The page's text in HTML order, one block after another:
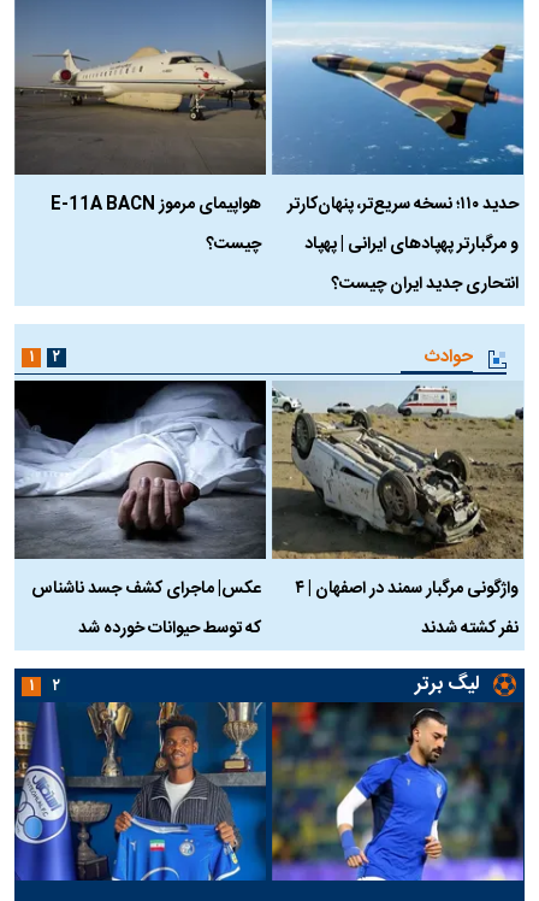
حدید ۱۱۰؛ نسخه سریع‌تر، پنهان‌کارتر
و مرگبارتر پهپادهای ایرانی | پهپاد
انتحاری جدید ایران چیست؟
هواپیمای مرموز E-11A BACN
چیست؟
حوادث
واژگونی مرگبار سمند در اصفهان | ۴
نفر کشته شدند
عکس| ماجرای کشف جسد ناشناس
که توسط حیوانات خورده شد
۱ ۲
لیگ برتر ۱ ۲